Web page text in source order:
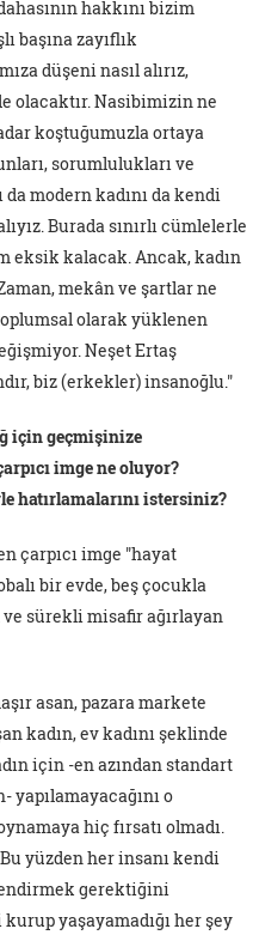
hakkını bizim
başına zayıflık
düşeni nasıl alırız,
olacaktır. Nasibimizin ne
koştuğumuzla ortaya
sorumlulukları ve
modern kadını da kendi
Burada sınırlı cümlelerle
eksik kalacak. Ancak, kadın
mekân ve şartlar ne
olarak yüklenen
Neşet Ertaş
biz (erkekler) insanoğlu."
için geçmişinize
imge ne oluyor?
hatırlamalarını istersiniz?
çarpıcı imge "hayat
bir evde, beş çocukla
sürekli misafir ağırlayan
asan, pazara markete
kadın, ev kadını şeklinde
için -en azından standart
o
hiç fırsatı olmadı.
yüzden her insanı kendi
gerektiğini
yaşayamadığı her şey